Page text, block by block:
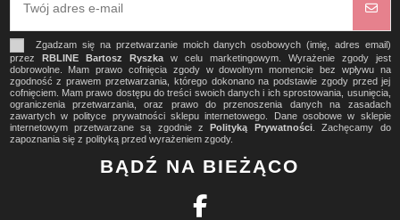
Zgadzam się na przetwarzanie moich danych osobowych (imię, adres email)
przez RBLINE Bartosz Ryszkaw celu marketingowym. Wyrażenie zgody jest
dobrowolne. Mam prawo cofnięcia zgody w dowolnym momencie bez wpływu na
zgodność z prawem przetwarzania, którego dokonano na podstawie zgody przed jej
cofnięciem. Mam prawo dostępu do treści swoich danych i ich sprostowania, usunięcia,
ograniczenia przetwarzania, oraz prawo do przenoszenia danych na zasadach
zawartych w polityce prywatności sklepu internetowego. Dane osobowe w sklepie
internetowym przetwarzane są zgodnie zPolityką Prywatności. Zachęcamy do
zapoznania się z polityką przed wyrażeniem zgody.
BĄDŹ NA BIEŻĄCO